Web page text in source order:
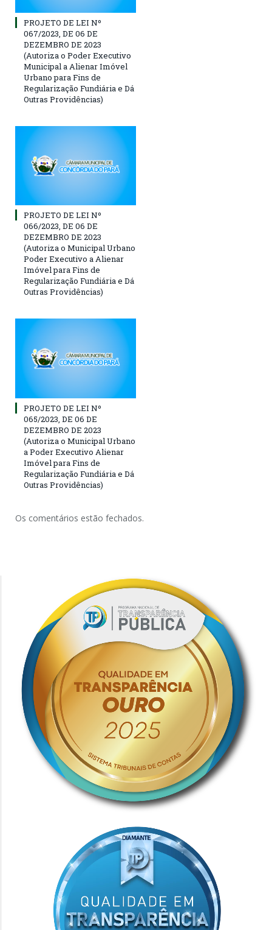
PROJETO DE LEI Nº
067/2023, DE 06 DE
DEZEMBRO DE 2023
(Autoriza o Poder Executivo
Municipal a Alienar Imóvel
Urbano para Fins de
Regularização Fundiária e Dá
Outras Providências)
PROJETO DE LEI Nº
066/2023, DE 06 DE
DEZEMBRO DE 2023
(Autoriza o Municipal Urbano
Poder Executivo a Alienar
Imóvel para Fins de
Regularização Fundiária e Dá
Outras Providências)
PROJETO DE LEI Nº
065/2023, DE 06 DE
DEZEMBRO DE 2023
(Autoriza ο Municipal Urbano
a Poder Executivo Alienar
Imóvel para Fins de
Regularização Fundiária e Dá
Outras Providências)
Os comentários estão fechados.